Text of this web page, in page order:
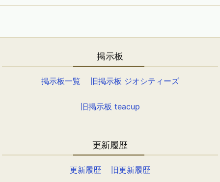
掲示板
掲示板一覧 旧掲示板 ジオシティーズ
旧掲示板 teacup
更新履歴
更新履歴 旧更新履歴